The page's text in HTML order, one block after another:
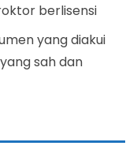
berlisensi
yang diakui
sah dan